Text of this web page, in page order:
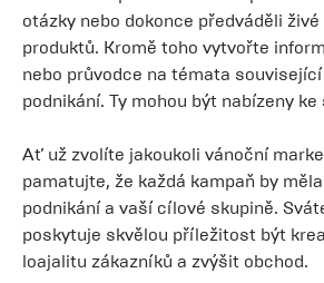
otázky nebo dokonce předváděli
produktů. Kromě toho vytvořte
nebo průvodce na témata
podnikání. Ty mohou být nabízeny
Ať už zvolíte jakoukoli vánoční
pamatujte, že každá kampaň by
podnikání a vaší cílové skupině.
poskytuje skvělou příležitost být
loajalitu zákazníků a zvýšit obchod.